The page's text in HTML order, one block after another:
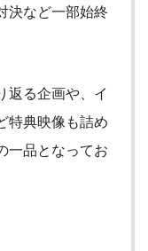
決など一部始終
返る企画や、イ
特典映像も詰め
一品となってお